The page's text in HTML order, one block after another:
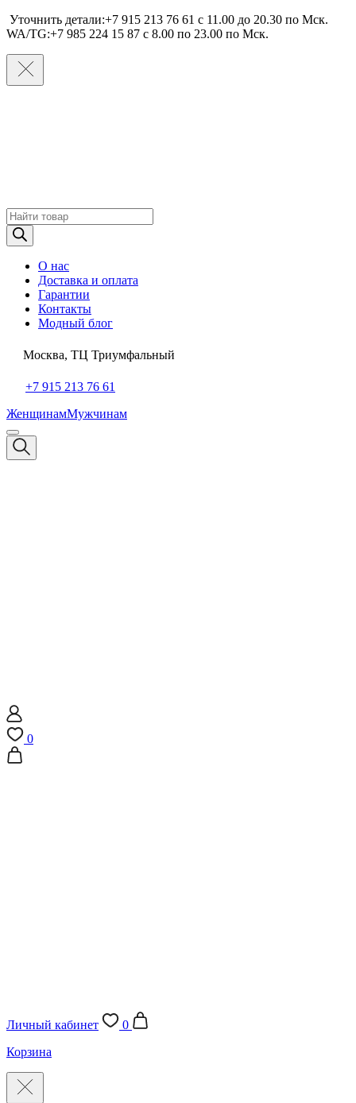
Уточнить детали:+7 915 213 76 61 c 11.00 до 20.30 по Мcк.
WA/TG:+7 985 224 15 87 c 8.00 по 23.00 по Мcк.
Поиск
товаров
О нас
Доставка и оплата
Гарантии
Контакты
Модный блог
Москва, ТЦ Триумфальный
+7 915 213 76 61
ЖенщинамМужчинам
0
Личный кабинет
0
Корзина